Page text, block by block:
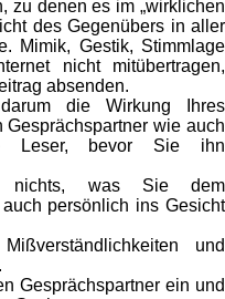
zu denen es im „wirklichen
des Gegenübers in aller
Mimik, Gestik, Stimmlage
nicht mitübertragen,
absenden.
die Wirkung Ihres
Gesprächspartner wie auch
Leser, bevor Sie ihn
nichts, was Sie dem
persönlich ins Gesicht
und
Gesprächspartner ein und